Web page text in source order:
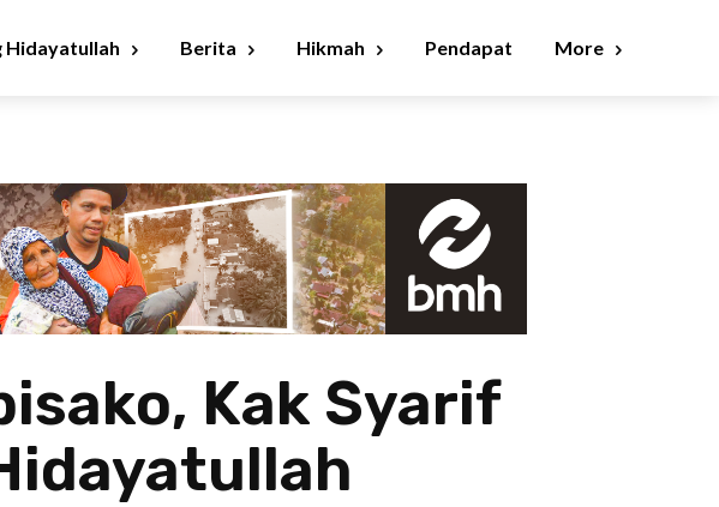
Hidayatullah Berita Hikmah Pendapat More
Kak Syarif